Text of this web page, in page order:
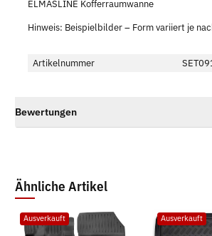
ELMASLINE Kofferraumwanne
Hinweis: Beispielbilder – Form variiert je
Artikelnummer
Bewertungen
Ähnliche Artikel
Ausverkauft Ausverkauft